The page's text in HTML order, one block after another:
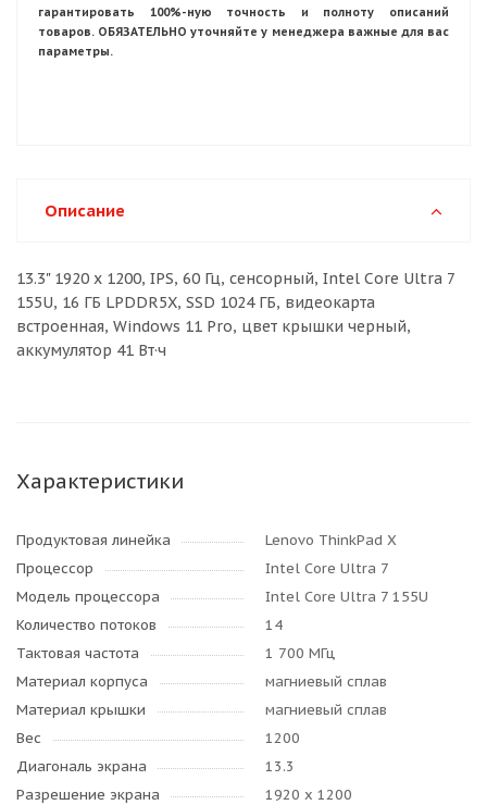
гарантировать 100%-ную точность и полноту описаний
товаров. ОБЯЗАТЕЛЬНО уточняйте у менеджера важные для вас
параметры.
Описание
13.3" 1920 x 1200, IPS, 60 Гц, сенсорный, Intel Core Ultra 7
155U, 16 ГБ LPDDR5X, SSD 1024 ГБ, видеокарта
встроенная, Windows 11 Pro, цвет крышки черный,
аккумулятор 41 Вт·ч
Характеристики
Продуктовая линейка
Lenovo ThinkPad X
Процессор
Intel Core Ultra 7
Модель процессора
Intel Core Ultra 7 155U
Количество потоков
14
Тактовая частота
1 700 МГц
Материал корпуса
магниевый сплав
Материал крышки
магниевый сплав
Вес
1200
Диагональ экрана
13.3
Разрешение экрана
1920 x 1200